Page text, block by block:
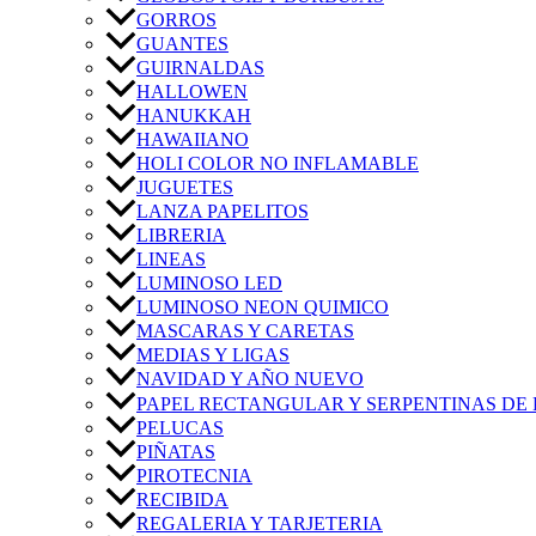
GORROS
GUANTES
GUIRNALDAS
HALLOWEN
HANUKKAH
HAWAIIANO
HOLI COLOR NO INFLAMABLE
JUGUETES
LANZA PAPELITOS
LIBRERIA
LINEAS
LUMINOSO LED
LUMINOSO NEON QUIMICO
MASCARAS Y CARETAS
MEDIAS Y LIGAS
NAVIDAD Y AÑO NUEVO
PAPEL RECTANGULAR Y SERPENTINAS DE
PELUCAS
PIÑATAS
PIROTECNIA
RECIBIDA
REGALERIA Y TARJETERIA